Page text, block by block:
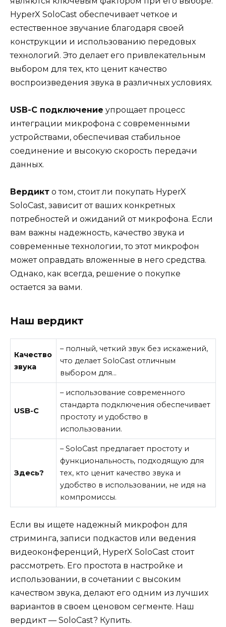
HyperX SoloCast обеспечивает четкое и
естественное звучание благодаря своей
конструкции и использованию передовых
технологий. Это делает его привлекательным
выбором для тех, кто ценит качество
воспроизведения звука в различных условиях.
USB-C подключение упрощает процесс
интеграции микрофона с современными
устройствами, обеспечивая стабильное
соединение и высокую скорость передачи
данных.
Вердикт о том, стоит ли покупать HyperX
SoloCast, зависит от ваших конкретных
потребностей и ожиданий от микрофона. Если
вам важны надежность, качество звука и
современные технологии, то этот микрофон
может оправдать вложенные в него средства.
Однако, как всегда, решение о покупке
остается за вами.
Наш вердикт
Качество
звука
– полный, четкий звук без искажений,
что делает SoloCast отличным
выбором для…
USB-C
– использование современного
стандарта подключения обеспечивает
простоту и удобство в
использовании.
Здесь?
– SoloCast предлагает простоту и
функциональность, подходящую для
тех, кто ценит качество звука и
удобство в использовании, не идя на
компромиссы.
Если вы ищете надежный микрофон для
стриминга, записи подкастов или ведения
видеоконференций, HyperX SoloCast стоит
рассмотреть. Его простота в настройке и
использовании, в сочетании с высоким
качеством звука, делают его одним из лучших
вариантов в своем ценовом сегменте. Наш
вердикт — SoloCast? Купить.